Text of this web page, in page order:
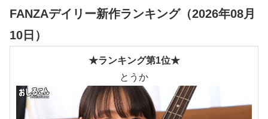
FANZAデイリー新作ランキング（2026年08月
10日）
★ランキング第1位★
とうか